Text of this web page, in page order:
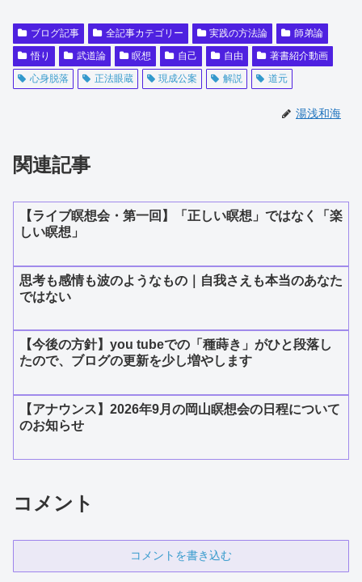
ブログ記事 全記事カテゴリー 実践の方法論
師弟論
悟り
武道論 瞑想 自己 自由
著書紹介動画
心身脱落
正法眼蔵 現成公案 解説 道元
湯浅和海
関連記事
【ライブ瞑想会・第一回】「正しい瞑想」ではなく「楽
しい瞑想」
思考も感情も波のようなもの｜自我さえも本当のあなた
ではない
【今後の方針】you tubeでの「種蒔き」がひと段落し
たので、ブログの更新を少し増やします
【アナウンス】2026年9月の岡山瞑想会の日程について
のお知らせ
コメント
コメントを書き込む